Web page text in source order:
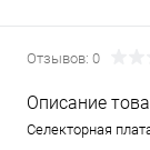
Отзывов: 0
Описание
Селекторная